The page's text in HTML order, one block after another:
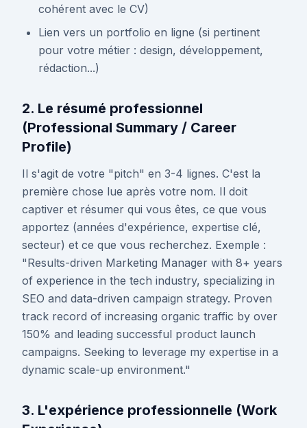
cohérent avec le CV)
Lien vers un portfolio en ligne (si pertinent
pour votre métier : design, développement,
rédaction...)
2. Le résumé professionnel
(Professional Summary / Career
Profile)
Il s'agit de votre "pitch" en 3-4 lignes. C'est la
première chose lue après votre nom. Il doit
captiver et résumer qui vous êtes, ce que vous
apportez (années d'expérience, expertise clé,
secteur) et ce que vous recherchez. Exemple :
"Results-driven Marketing Manager with 8+ years
of experience in the tech industry, specializing in
SEO and data-driven campaign strategy. Proven
track record of increasing organic traffic by over
150% and leading successful product launch
campaigns. Seeking to leverage my expertise in a
dynamic scale-up environment."
3. L'expérience professionnelle (Work